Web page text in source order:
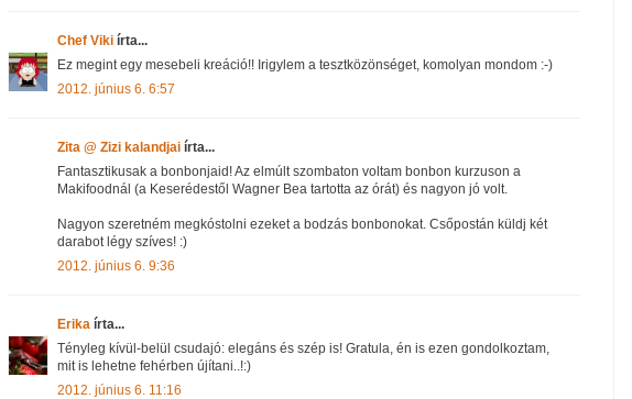
Chef Viki írta...
Ez megint egy mesebeli kreáció!! Irigylem a tesztközönséget, komolyan mondom :-)
2012. június 6. 6:57
Zita @ Zizi kalandjai írta...
Fantasztikusak a bonbonjaid! Az elmúlt szombaton voltam bonbon kurzuson a
Makifoodnál (a Keserédestől Wagner Bea tartotta az órát) és nagyon jó volt.
Nagyon szeretném megkóstolni ezeket a bodzás bonbonokat. Csőpostán küldj két
darabot légy szíves! :)
2012. június 6. 9:36
Erika írta...
Tényleg kívül-belül csudajó: elegáns és szép is! Gratula, én is ezen gondolkoztam,
mit is lehetne fehérben újítani..!:)
2012. június 6. 11:16